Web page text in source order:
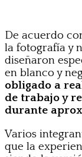
De acuerdo
la fotografía y
diseñaron
en blanco y
obligado a
de trabajo y
durante
Varios
que la